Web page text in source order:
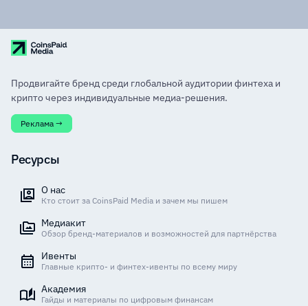
Продвигайте бренд среди глобальной аудитории финтеха и
крипто через индивидуальные медиа-решения.
Реклама →
Ресурсы
О нас
Кто стоит за CoinsPaid Media и зачем мы пишем
Медиакит
Обзор бренд-материалов и возможностей для партнёрства
Ивенты
Главные крипто- и финтех-ивенты по всему миру
Академия
Гайды и материалы по цифровым финансам